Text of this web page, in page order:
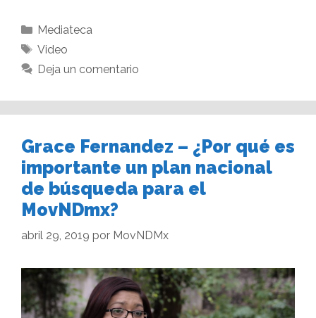
Mediateca
Video
Deja un comentario
Grace Fernandez – ¿Por qué es
importante un plan nacional
de búsqueda para el
MovNDmx?
abril 29, 2019 por MovNDMx